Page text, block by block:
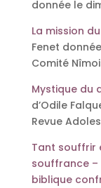
donnée le
La mission
Fenet
Comité
Mystique du
d’Odile
Revue
Tant souffrir
souffrance –
biblique